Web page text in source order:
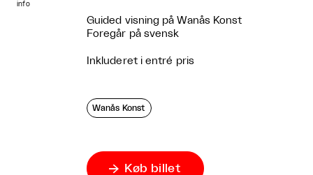
info
Guided visning på Wanås Konst
Foregår på svensk
Inkluderet i entré pris
Wanås Konst
 Køb billet